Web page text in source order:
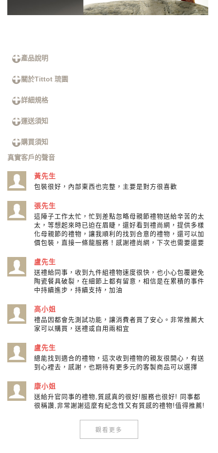
產品說明
關於Tittot 琉園
詳細規格
運送須知
購買須知
真實客戶的聲音
黃先生
包裝很好，內部東西也完整，主要是對方很喜歡
張先生
這陣子工作太忙，忙到差點忽略母親節禮物送給辛苦的太
太，等想起來時已迫在眉睫，還好看到禮尚網，提供多樣
化母親節的禮物，讓我順利的找到合意的禮物，還可以加
價包裝，直接一條龍服務！感謝禮尚網，下次也需要還要
盧先生
送禮給同事，收到九件組禮物速度很快，也小心包覆避免
陶瓷餐具破裂，在細節上都有留意，相信是在累積的事件
中持續進步，持續支持，加油
高小姐
禮品因都會先測試功能，讓消費者買了安心。非常推薦大
家可以購買，送禮或自用兩相宜
盧先生
總能找到適合的禮物，這次收到禮物的親友很開心，有送
到心裡去，感謝，也期待有更多元的客製商品可以選擇
康小姐
送給升官同事的禮物,質感真的很好!服務也很好! 同事都
很稱讚,非常謝謝這麼有紀念性又有質感的禮物!值得推薦!
觀看更多